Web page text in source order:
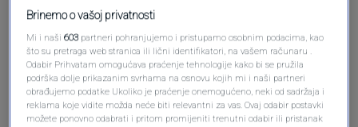
Pošalji
Brinemo o vašoj privatnosti
Mi i naši603 partneri pohranjujemo i pristupamo osobnim podacima, kao
što su pretraga web stranica ili lični identifikatori, na vašem računaru .
Odabir Prihvatam omogućava praćenje tehnologije kako bi se pružila
podrška dolje prikazanim svrhama na osnovu kojih mi i naši partneri
obrađujemo podatke Ukoliko je praćenje onemogućeno, neki od sadržaja i
reklama koje vidite možda neće biti relevantni za vas. Ovaj odabir postavki
možete ponovno odabrati i pritom promijeniti trenutni odabir ili pristanak